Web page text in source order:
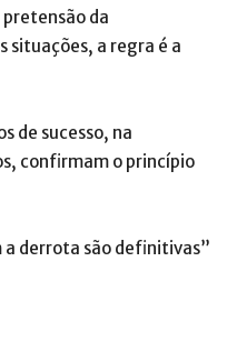
da
situações, a regra é a
de sucesso, na
confirmam o princípio
a derrota são definitivas”